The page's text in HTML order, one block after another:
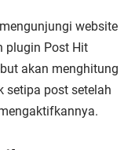
website
plugin Post Hit
akan menghitung
setipa post setelah